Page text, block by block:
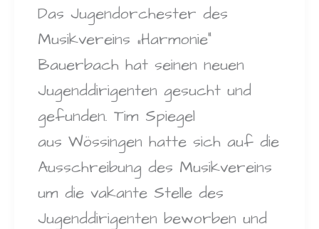
Das Jugendorchester des
Musikvereins „Harmonie“
Bauerbach hat seinen neuen
Jugenddirigenten gesucht und
gefunden. Tim Spiegel
aus Wössingen hatte sich auf die
Ausschreibung des Musikvereins
um die vakante Stelle des
Jugenddirigenten beworben und